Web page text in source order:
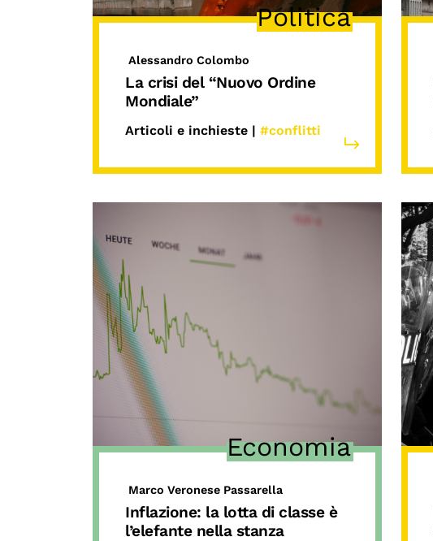
Politica
Alessandro Colombo
La crisi del “Nuovo Ordine
Mondiale”
Articoli e inchieste | #conflitti
Economia
Marco Veronese Passarella
Inflazione: la lotta di classe è
l’elefante nella stanza